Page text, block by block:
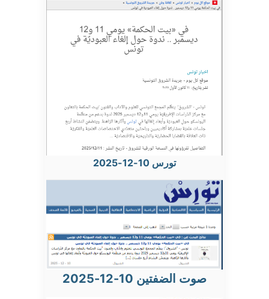
تورس 10-12-2025
صوت الضفتين 10-12-2025